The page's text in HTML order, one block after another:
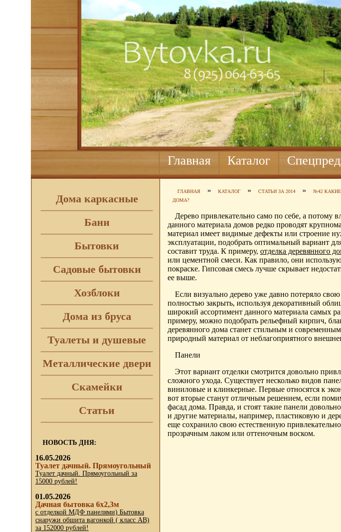
Главная Каталог
Дома каркасные
Бани
Бытовки
Садовые бытовки
Хозблоки
Дома из бруса
Туалеты и душевые
Металлические двери
Скамейки
Статьи
НОВОСТЬ ДНЯ:
16.05.2026
Туалет дачный. Прямоугольный
Туалет дачный. Прямоугольный за
15000 рублей!
01.05.2026
Дачная бытовка 6х2,3м
с отделкой МДФ панелями) Бытовка
снаружи обшита вагонкой ( класс АВ)
за 152000 рублей!
ГЛАВНАЯ » КАТАЛОГ » СТАТЬИ ЗА 2014 »
№42
ДОМА?
Дерево привлекательно само по себе, а потому
данного материала домов редко проводят
материал имеет видимые дефекты или строение
эксплуатации, подобрать оптимальный вариант
составит труда. К примеру, отделка деревянного
или цементной смеси. Как правило, они
покраске. Гипсовая смесь лучше скрывает
ее выше.
Если визуально дерево уже давно потеряло
полностью закрыть, используя декоративный
широкий ассортимент данного материала самых
примеру, можно подобрать рельефный кирпич,
деревянного дома станет стильным и
природный материал от неблагоприятного
Панели
Этот вариант отделки смотрится довольно
сложного ухода. Существует несколько видов
виниловые и клинкерные. Первые относятся к
вот вторые станут отличным решением, если
фасад дома. Правда, и стоят такие панели
и другие материалы, например, пластиковую и
еще сохранило свою естественную
прозрачным лаком или оттеночным воском.